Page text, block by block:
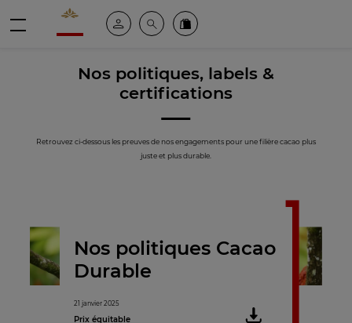
Valrhona - Imaginons le meilleur du chocolat
Espace clientRechercheCommandez en ligne
Nos politiques, labels &
certifications
Retrouvez ci-dessous les preuves de nos engagements pour une filière cacao plus
juste et plus durable.
Nos politiques Cacao
Durable
21 janvier 2025
Prix équitable